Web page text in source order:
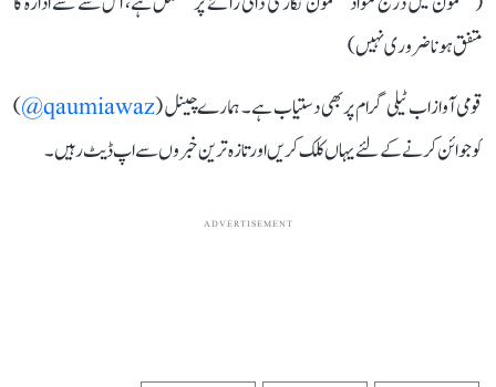
متفق ہونا ضروری نہیں)
قومی آواز اب ٹیلی گرام پر بھی دستیاب ہے۔ ہمارے چینل (qaumiawaz@
)
کو جوائن کرنے کے لئے یہاں کلک کریں اور تازہ ترین خبروں سے اپ ڈیٹ رہیں۔
ADVERTISEMENT